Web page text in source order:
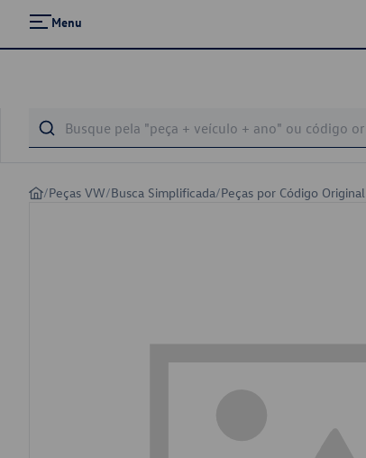
Menu
/Peças VW/Busca Simplificada/Peças por Código Original